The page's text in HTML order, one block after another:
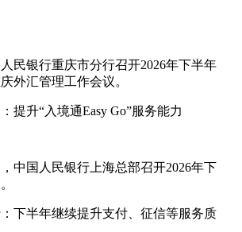
民银行重庆市分行召开2026年下半年
外汇管理工作会议。
提升“入境通Easy Go”服务能力
中国人民银行上海总部召开2026年下
下半年继续提升支付、征信等服务质